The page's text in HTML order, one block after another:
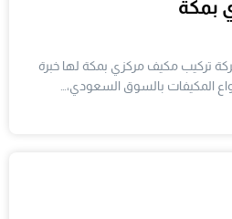
بمكة
تركيب مكيف مركزي بمكة لها خبرة
المكيفات بالسوق السعودي،…